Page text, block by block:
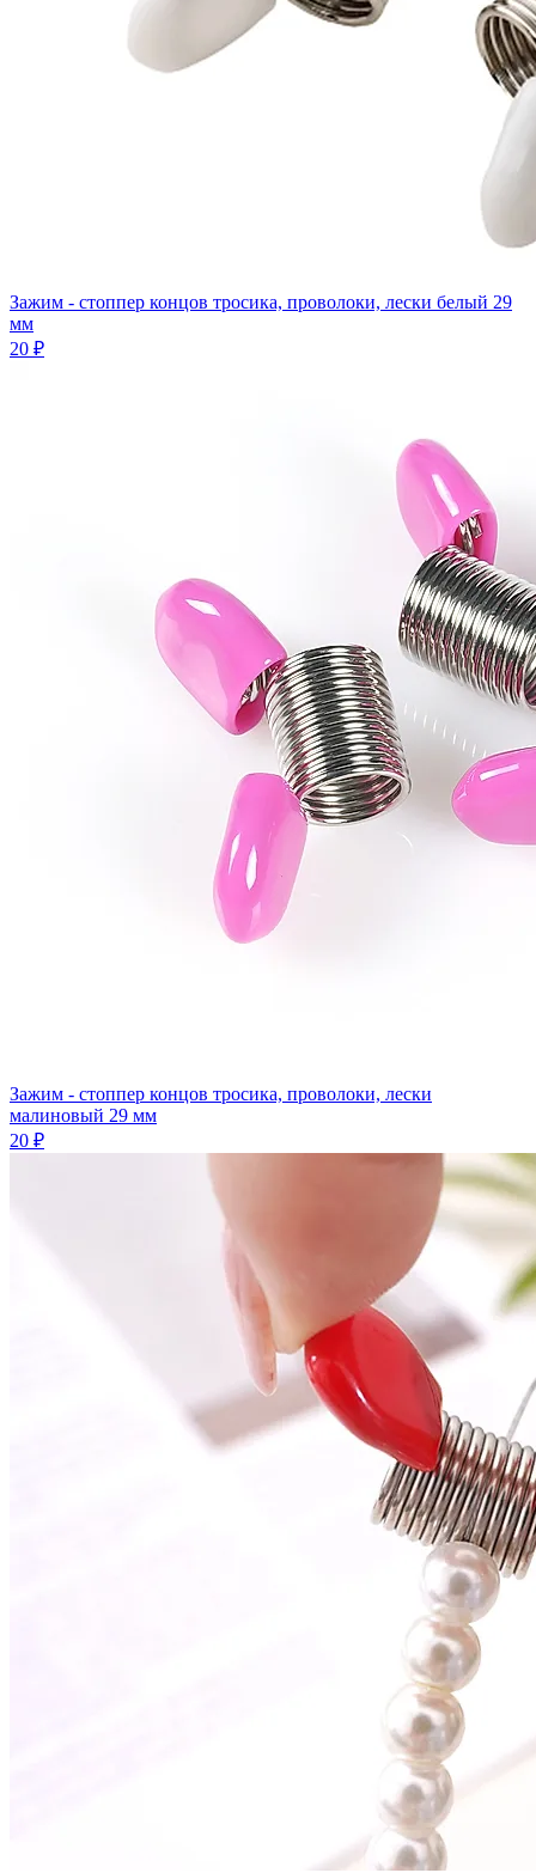
Зажим - стоппер концов тросика, проволоки, лески белый 29
мм
20 ₽
Зажим - стоппер концов тросика, проволоки, лески
малиновый 29 мм
20 ₽